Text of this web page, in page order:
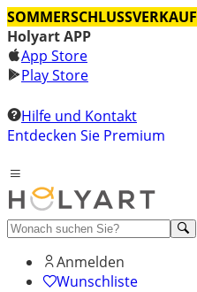
SOMMERSCHLUSSVERKAUF
Holyart APP
App Store
Play Store
Hilfe und Kontakt
Entdecken Sie Premium
Anmelden
Wunschliste